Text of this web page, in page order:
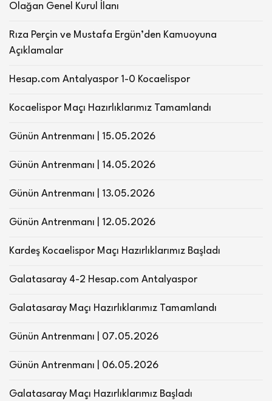
Olağan Genel Kurul İlanı
Rıza Perçin ve Mustafa Ergün’den Kamuoyuna
Açıklamalar
Hesap.com Antalyaspor 1-0 Kocaelispor
Kocaelispor Maçı Hazırlıklarımız Tamamlandı
Günün Antrenmanı | 15.05.2026
Günün Antrenmanı | 14.05.2026
Günün Antrenmanı | 13.05.2026
Günün Antrenmanı | 12.05.2026
Kardeş Kocaelispor Maçı Hazırlıklarımız Başladı
Galatasaray 4-2 Hesap.com Antalyaspor
Galatasaray Maçı Hazırlıklarımız Tamamlandı
Günün Antrenmanı | 07.05.2026
Günün Antrenmanı | 06.05.2026
Galatasaray Maçı Hazırlıklarımız Başladı